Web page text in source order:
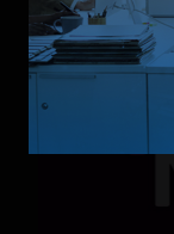
5 de agosto de 2026